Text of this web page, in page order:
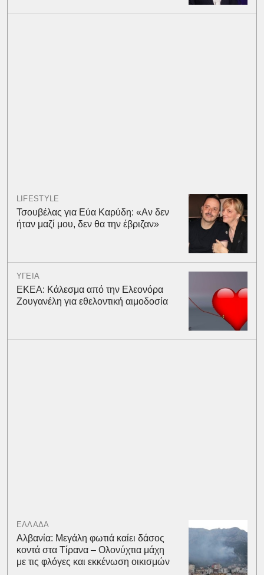
LIFESTYLE
Τσουβέλας για Εύα Καρύδη: «Αν δεν
ήταν μαζί μου, δεν θα την έβριζαν»
ΥΓΕΙΑ
ΕΚΕΑ: Κάλεσμα από την Ελεονόρα
Ζουγανέλη για εθελοντική αιμοδοσία
ΕΛΛΑΔΑ
Αλβανία: Μεγάλη φωτιά καίει δάσος
κοντά στα Τίρανα – Ολονύχτια μάχη
με τις φλόγες και εκκένωση οικισμών